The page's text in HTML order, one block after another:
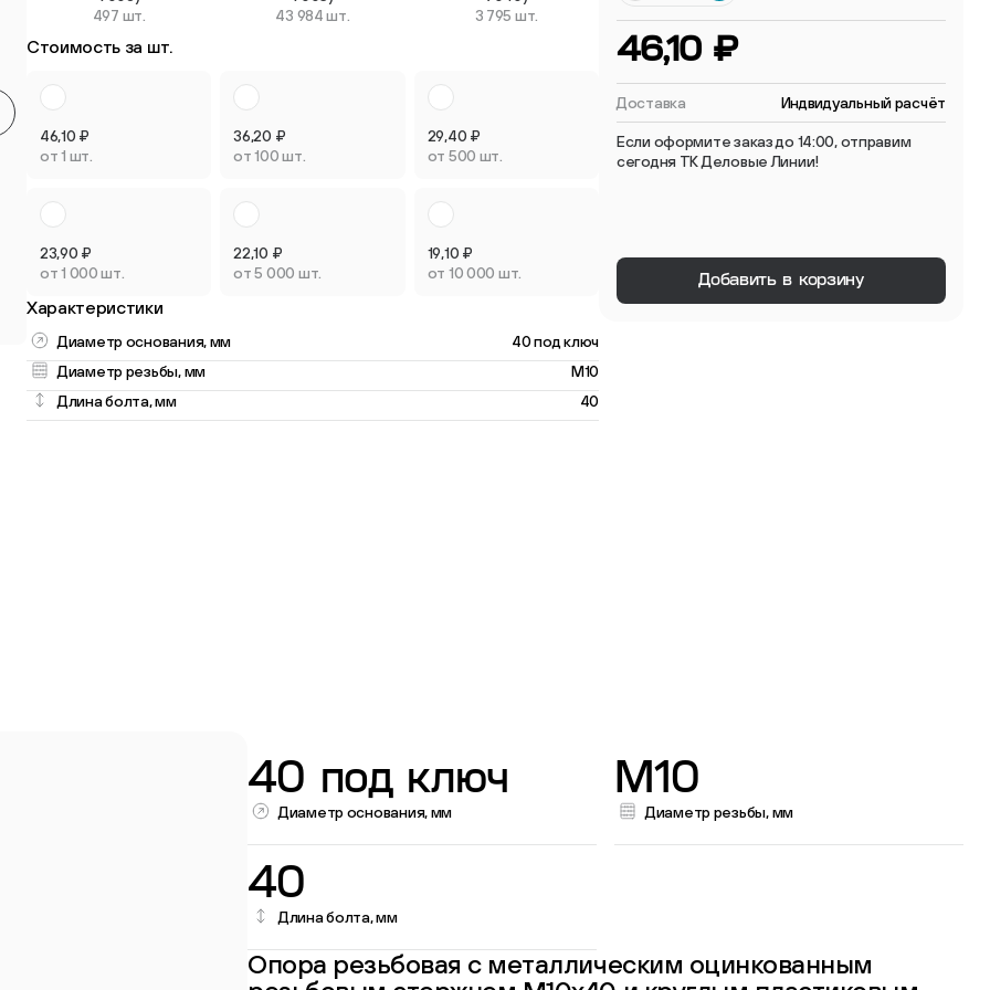
497 шт.
43 984 шт.
3 795 шт.
Стоимость за шт.
46,10 ₽
от 1 шт.
36,20 ₽
от 100 шт.
29,40 ₽
от 500 шт.
23,90 ₽
от 1 000 шт.
22,10 ₽
от 5 000 шт.
19,10 ₽
от 10 000 шт.
Характеристики
Диаметр основания, мм
40 под ключ
Диаметр резьбы, мм
M10
Длина болта, мм
40
46,10 ₽
Доставка Индвидуальный расчёт
Если оформите заказ до 14:00, отправим
сегодня ТК Деловые Линии!
Добавить в корзину
40 под ключ
Диаметр основания, мм
M10
Диаметр резьбы, мм
40
Длина болта, мм
Опора резьбовая с металлическим оцинкованным
Круглые мебельные опоры Квадратные мебельные опоры
Опоры колёсные
3 товара
Опоры пластиковые
регулируемые
3 товара
Перейти в каталог